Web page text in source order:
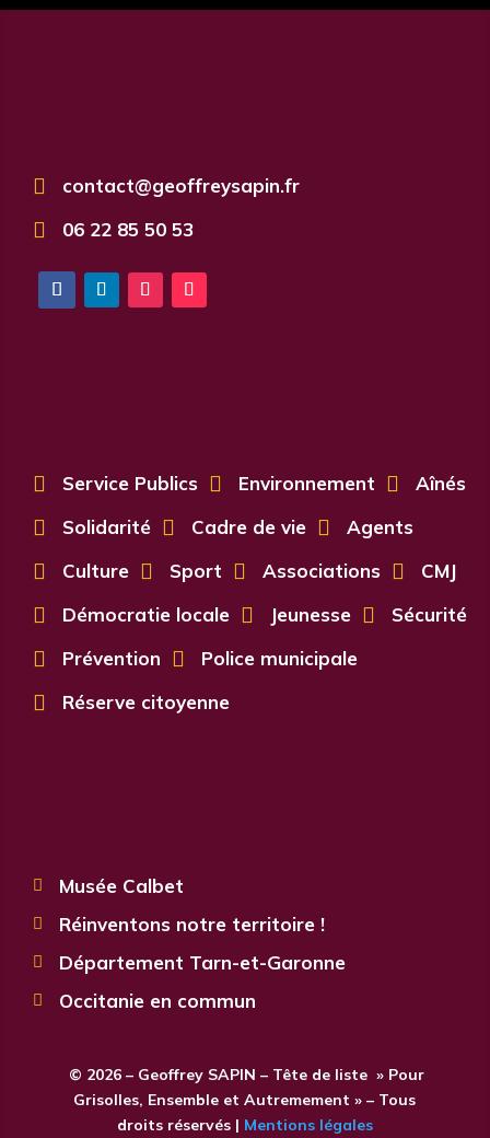
 contact@geoffreysapin.fr
 06 22 85 50 53
 Service Publics  Environnement  Aînés
 Solidarité  Cadre de vie  Agents
 Culture  Sport  Associations  CMJ
 Démocratie locale  Jeunesse  Sécurité
 Prévention  Police municipale
 Réserve citoyenne
 Musée Calbet
 Réinventons notre territoire !
 Département Tarn-et-Garonne
 Occitanie en commun
© 2026 – Geoffrey SAPIN – Tête de liste » Pour
Grisolles, Ensemble et Autremement » – Tous
droits réservés | Mentions légales